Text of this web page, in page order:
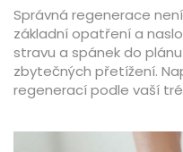
Správná regenerace
základní opatření a
stravu a spánek do
zbytečných přetížení.
regenerací podle vaší